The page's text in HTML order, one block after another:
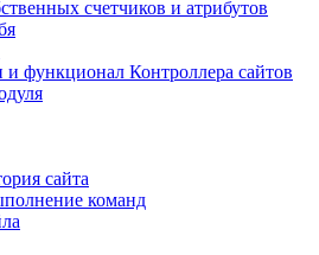
счетчиков и атрибутов
функционал Контроллера сайтов
сайта
команд